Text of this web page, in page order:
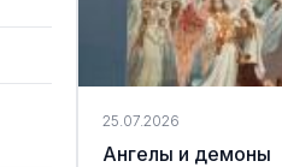
25.07.2026
Ангелы и демоны